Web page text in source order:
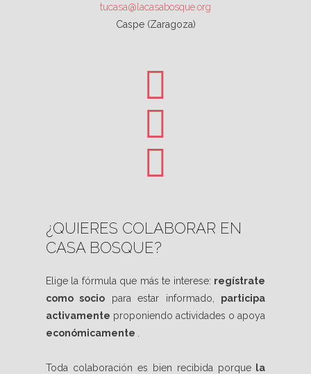
tucasa@lacasabosque.org
Caspe (Zaragoza)
¿QUIERES COLABORAR EN
CASA BOSQUE?
Elige la fórmula que más te interese: regístrate
como socio para estar informado, participa
activamente proponiendo actividades o apoya
económicamente
Toda colaboración es bien recibida porque la